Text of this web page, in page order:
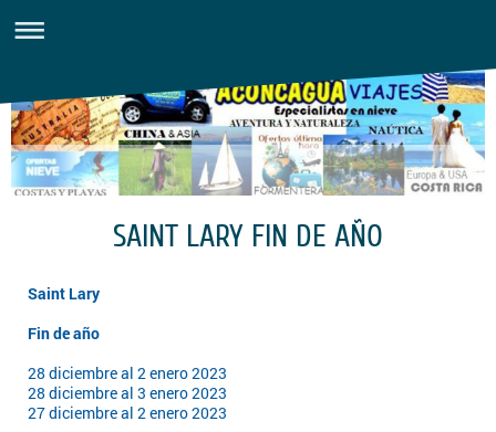
SAINT LARY FIN DE AÑO
Saint Lary
Fin de año
28 diciembre al 2 enero 2023
28 diciembre al 3 enero 2023
27 diciembre al 2 enero 2023